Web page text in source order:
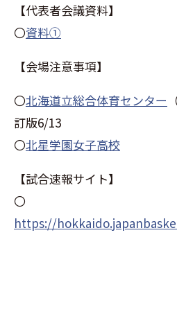
【代表者会議資料】
〇資料①
【会場注意事項】
〇北海道立総合体育センター
訂版6/13
〇北星学園女子高校
【試合速報サイト】
〇
https://